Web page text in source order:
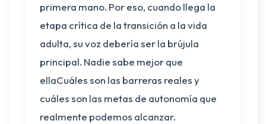
primera mano. Por eso, cuando llega la
etapa crítica de la transición a la vida
adulta, su voz debería ser la brújula
principal. Nadie sabe mejor que
ellaCuáles son las barreras reales y
cuáles son las metas de autonomía que
realmente podemos alcanzar.